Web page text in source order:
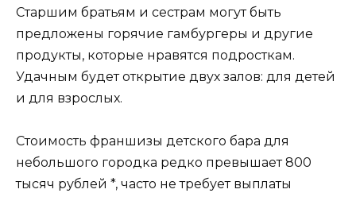
Старшим братьям и сестрам могут быть
предложены горячие гамбургеры и другие
продукты, которые нравятся подросткам.
Удачным будет открытие двух залов: для детей
и для взрослых.
Стоимость франшизы детского бара для
небольшого городка редко превышает 800
тысяч рублей *, часто не требует выплаты